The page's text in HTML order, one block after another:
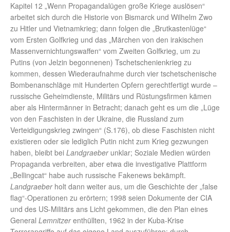
Kapitel 12 „Wenn Propagandalügen große Kriege auslösen“
arbeitet sich durch die Historie von Bismarck und Wilhelm Zwo
zu Hitler und Vietnamkrieg; dann folgen die „Brutkastenlüge“
vom Ersten Golfkrieg und das „Märchen von den irakischen
Massenvernichtungswaffen“ vom Zweiten Golfkrieg, um zu
Putins (von Jelzin begonnenen) Tschetschenienkrieg zu
kommen, dessen Wiederaufnahme durch vier tschetschenische
Bombenanschläge mit Hunderten Opfern gerechtfertigt wurde –
russische Geheimdienste, Militärs und Rüstungsfirmen kämen
aber als Hintermänner in Betracht; danach geht es um die „Lüge
von den Faschisten in der Ukraine, die Russland zum
Verteidigungskrieg zwingen“ (S.176), ob diese Faschisten nicht
existieren oder sie lediglich Putin nicht zum Krieg gezwungen
haben, bleibt bei Landgraeber unklar; Soziale Medien würden
Propaganda verbreiten, aber etwa die investigative Plattform
„Bellingcat“ habe auch russische Fakenews bekämpft.
Landgraeberholt dann weiter aus, um die Geschichte der „false
flag“-Operationen zu erörtern; 1998 seien Dokumente der CIA
und des US-Militärs ans Licht gekommen, die den Plan eines
General Lemnitzerenthüllten, 1962 in der Kuba-Krise